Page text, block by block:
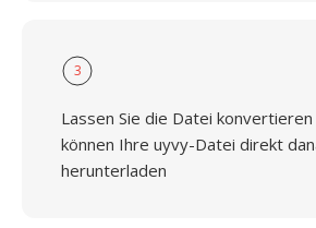
3
Lassen Sie die Datei konvertieren
können Ihre uyvy-Datei direkt
herunterladen